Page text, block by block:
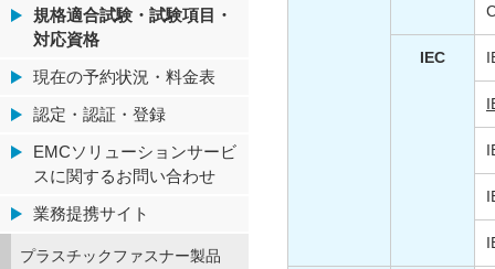
IEC
規格適合試験・試験項目・
対応資格
現在の予約状況・料金表
認定・認証・登録
EMCソリューションサービ
スに関するお問い合わせ
業務提携サイト
プラスチックファスナー製品